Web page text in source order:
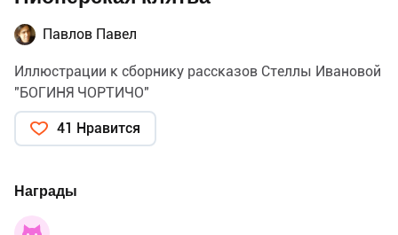
Павлов Павел
Иллюстрации к сборнику рассказов Стеллы Ивановой
"БОГИНЯ ЧОРТИЧО"
41 Нравится
Награды